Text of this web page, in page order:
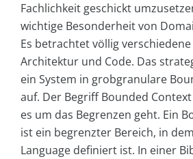
Fachlichkeit geschickt
wichtige Besonderheit von
Es betrachtet völlig
Architektur und Code. Das
ein System in grobgranulare
auf. Der Begriff Bounded
es um das Begrenzen geht. Ein
ist ein begrenzter Bereich, in
Language definiert ist. In einer